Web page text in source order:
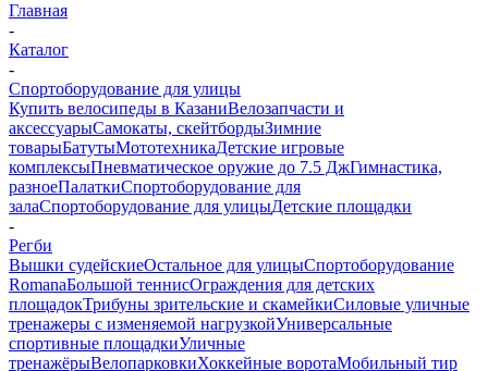
Главная
-
Каталог
-
Спортоборудование для улицы
Купить велосипеды в КазаниВелозапчасти и
аксессуарыСамокаты, скейтбордыЗимние
товарыБатутыМототехникаДетские игровые
комплексыПневматическое оружие до 7.5 ДжГимнастика,
разноеПалаткиСпортоборудование для
залаСпортоборудование для улицыДетские площадки
-
Регби
Вышки судейскиеОстальное для улицыСпортоборудование
RomanaБольшой теннисОграждения для детских
площадокТрибуны зрительские и скамейкиСиловые уличные
тренажеры с изменяемой нагрузкойУниверсальные
спортивные площадкиУличные
тренажёрыВелопарковкиХоккейные воротаМобильный тир